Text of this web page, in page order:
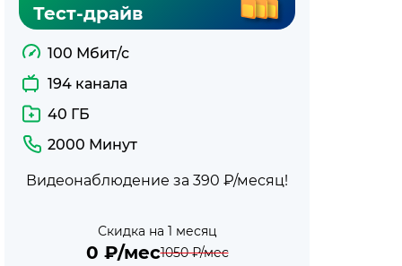
Тест-драйв
100 Мбит/с
194 канала
40 ГБ
2000 Минут
Видеонаблюдение за 390 ₽/месяц!
Скидка на 1 месяц
0 ₽/мес1050₽/мес